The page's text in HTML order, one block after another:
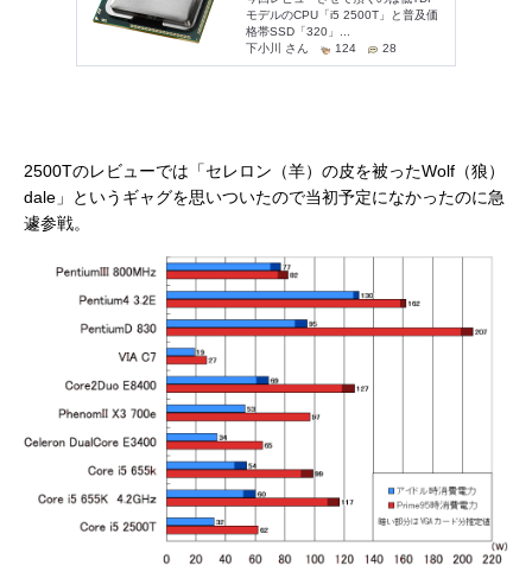
2500Tのレビューでは「セレロン（羊）の皮を被ったWolf（狼）
dale」というギャグを思いついたので当初予定になかったのに急
遽参戦。